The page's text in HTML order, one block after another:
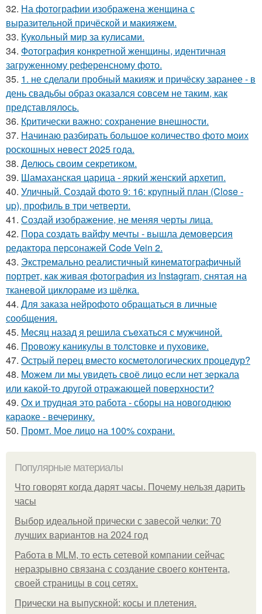
32. На фотографии изображена женщина с
выразительной причёской и макияжем.
33. Кукольный мир за кулисами.
34. Фотография конкретной женщины, идентичная
загруженному референсному фото.
35. 1. не сделали пробный макияж и причёску заранее - в
день свадьбы образ оказался совсем не таким, как
представлялось.
36. Критически важно: сохранение внешности.
37. Начинаю разбирать большое количество фото моих
роскошных невест 2025 года.
38. Делюсь своим секретиком.
39. Шамаханская царица - яркий женский архетип.
40. Уличный. Создай фото 9: 16: крупный план (Close -
up), профиль в три четверти.
41. Создай изображение, не меняя черты лица.
42. Пора создать вайфу мечты - вышла демоверсия
редактора персонажей Code Vein 2.
43. Экстремально реалистичный кинематографичный
портрет, как живая фотография из Instagram, снятая на
тканевой циклораме из шёлка.
44. Для заказа нейрофото обращаться в личные
сообщения.
45. Мeсяц назад я решила съeхаться с мужчиной.
46. Провожу каникулы в толстовке и пуховике.
47. Острый перец вместо косметологических процедур?
48. Можем ли мы увидеть своё лицо если нет зеркала
или какой-то другой отражающей поверхности?
49. Ох и трудная это работа - сборы на новогоднюю
караоке - вечеринку.
50. Промт. Мое лицо на 100% сохрани.
Популярные материалы
Что говорят когда дарят часы. Почему нельзя дарить
часы
Выбор идеальной прически с завесой челки: 70
лучших вариантов на 2024 год
Работа в MLM, то есть сетевой компании сейчас
неразрывно связана с создание своего контента,
своей страницы в соц сетях.
Прически на выпускной: косы и плетения.